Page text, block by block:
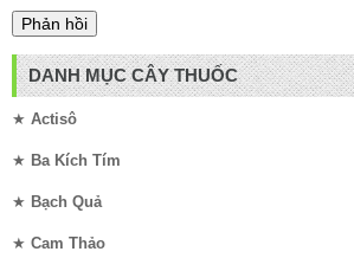
DANH MỤC CÂY THUỐC
★ Actisô
★ Ba Kích Tím
★ Bạch Quả
★ Cam Thảo